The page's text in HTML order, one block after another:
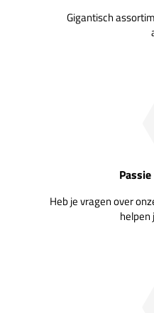
Gigantisch
Heb je vragen over
helpen